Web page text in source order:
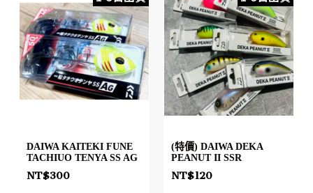
DAIWA KAITEKI FUNE
TACHIUO TENYA SS AG
NT$300
(特價) DAIWA DEKA
PEANUT II SSR
NT$120